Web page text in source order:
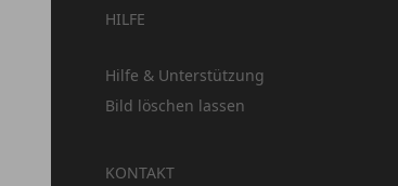
HILFE
Hilfe & Unterstützung
Bild löschen lassen
KONTAKT